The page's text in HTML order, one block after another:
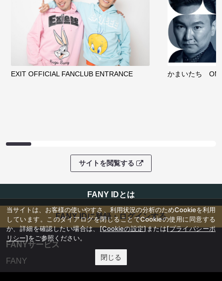
EXIT OFFICIAL FANCLUB ENTRANCE かまいたち
サイトを閲覧する
FANY IDとは
FANY IDに登録・ログインする
FANYサービス
FANY
当サイトは、お客様の使いやすさ、利用状況の分析のためCookieを利用
しています。このダイアログを閉じることでCookieの使用に同意する
か、詳細を確認したい場合は、[Cookieの設定]または[プライバシーポ
リシー]をご参照ください。
閉じる